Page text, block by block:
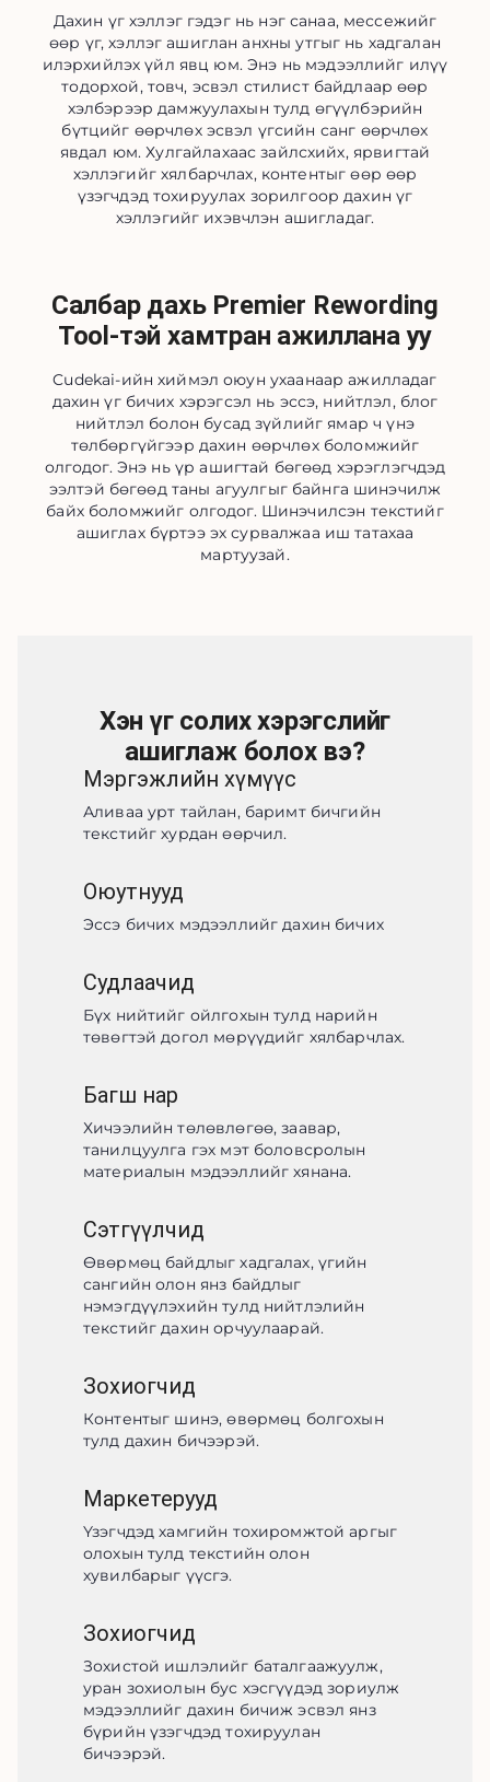
Дахин үг хэллэг гэдэг нь нэг санаа, мессежийг
өөр үг, хэллэг ашиглан анхны утгыг нь хадгалан
илэрхийлэх үйл явц юм. Энэ нь мэдээллийг илүү
тодорхой, товч, эсвэл стилист байдлаар өөр
хэлбэрээр дамжуулахын тулд өгүүлбэрийн
бүтцийг өөрчлөх эсвэл үгсийн санг өөрчлөх
явдал юм. Хулгайлахаас зайлсхийх, ярвигтай
хэллэгийг хялбарчлах, контентыг өөр өөр
үзэгчдэд тохируулах зорилгоор дахин үг
хэллэгийг ихэвчлэн ашигладаг.
Салбар дахь Premier Rewording
Tool-тэй хамтран ажиллана уу
Cudekai-ийн хиймэл оюун ухаанаар ажилладаг
дахин үг бичих хэрэгсэл нь эссэ, нийтлэл, блог
нийтлэл болон бусад зүйлийг ямар ч үнэ
төлбөргүйгээр дахин өөрчлөх боломжийг
олгодог. Энэ нь үр ашигтай бөгөөд хэрэглэгчдэд
ээлтэй бөгөөд таны агуулгыг байнга шинэчилж
байх боломжийг олгодог. Шинэчилсэн текстийг
ашиглах бүртээ эх сурвалжаа иш татахаа
мартуузай.
Хэн үг солих хэрэгслийг
ашиглаж болох вэ?
Мэргэжлийн хүмүүс
Аливаа урт тайлан, баримт бичгийн
текстийг хурдан өөрчил.
Оюутнууд
Эссэ бичих мэдээллийг дахин бичих
Судлаачид
Бүх нийтийг ойлгохын тулд нарийн
төвөгтэй догол мөрүүдийг хялбарчлах.
Багш нар
Хичээлийн төлөвлөгөө, заавар,
танилцуулга гэх мэт боловсролын
материалын мэдээллийг хянана.
Сэтгүүлчид
Өвөрмөц байдлыг хадгалах, үгийн
сангийн олон янз байдлыг
нэмэгдүүлэхийн тулд нийтлэлийн
текстийг дахин орчуулаарай.
Зохиогчид
Контентыг шинэ, өвөрмөц болгохын
тулд дахин бичээрэй.
Маркетерууд
Үзэгчдэд хамгийн тохиромжтой аргыг
олохын тулд текстийн олон
хувилбарыг үүсгэ.
Зохиогчид
Зохистой ишлэлийг баталгаажуулж,
уран зохиолын бус хэсгүүдэд зориулж
мэдээллийг дахин бичиж эсвэл янз
бүрийн үзэгчдэд тохируулан
бичээрэй.